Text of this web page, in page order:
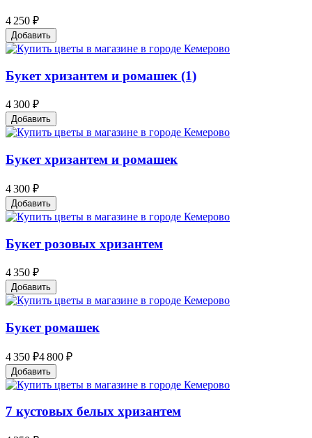
4 250 ₽
Добавить
Букет хризантем и ромашек (1)
4 300 ₽
Добавить
Букет хризантем и ромашек
4 300 ₽
Добавить
Букет розовых хризантем
4 350 ₽
Добавить
Букет ромашек
4 350 ₽4 800 ₽
Добавить
7 кустовых белых хризантем